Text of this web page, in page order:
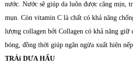
nước. Nước sẽ giúp da luôn được căng mịn,
mụn. Còn vitamin C là chất có khả năng
lượng collagen bởi Collagen có khả năng giữ
bóng, đồng thời giúp ngăn ngừa xuất hiện
TRÁi DƯA HẤU